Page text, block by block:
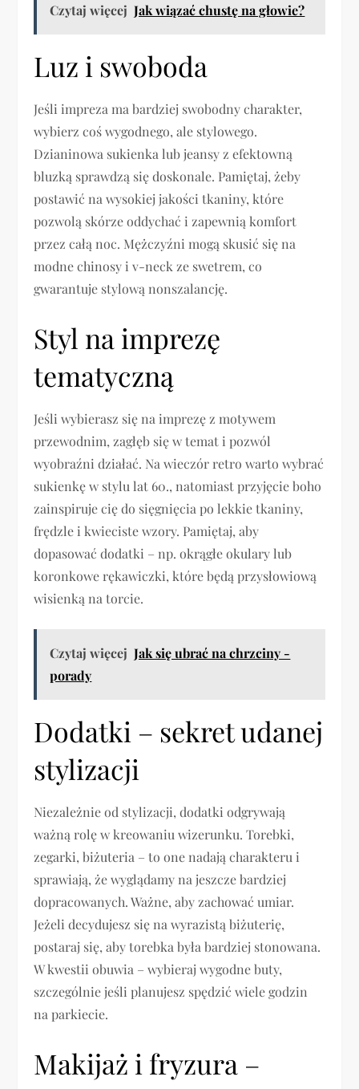
Czytaj więcej Jak wiązać chustę na głowie?
Luz i swoboda
Jeśli impreza ma bardziej swobodny charakter,
wybierz coś wygodnego, ale stylowego.
Dzianinowa sukienka lub jeansy z efektowną
bluzką sprawdzą się doskonale. Pamiętaj, żeby
postawić na wysokiej jakości tkaniny, które
pozwolą skórze oddychać i zapewnią komfort
przez całą noc. Mężczyźni mogą skusić się na
modne chinosy i v-neck ze swetrem, co
gwarantuje stylową nonszalancję.
Styl na imprezę
tematyczną
Jeśli wybierasz się na imprezę z motywem
przewodnim, zagłęb się w temat i pozwól
wyobraźni działać. Na wieczór retro warto wybrać
sukienkę w stylu lat 60., natomiast przyjęcie boho
zainspiruje cię do sięgnięcia po lekkie tkaniny,
frędzle i kwieciste wzory. Pamiętaj, aby
dopasować dodatki – np. okrągłe okulary lub
koronkowe rękawiczki, które będą przysłowiową
wisienką na torcie.
Czytaj więcej Jak się ubrać na chrzciny -
porady
Dodatki – sekret udanej
stylizacji
Niezależnie od stylizacji, dodatki odgrywają
ważną rolę w kreowaniu wizerunku. Torebki,
zegarki, biżuteria – to one nadają charakteru i
sprawiają, że wyglądamy na jeszcze bardziej
dopracowanych. Ważne, aby zachować umiar.
Jeżeli decydujesz się na wyrazistą biżuterię,
postaraj się, aby torebka była bardziej stonowana.
W kwestii obuwia – wybieraj wygodne buty,
szczególnie jeśli planujesz spędzić wiele godzin
na parkiecie.
Makijaż i fryzura –